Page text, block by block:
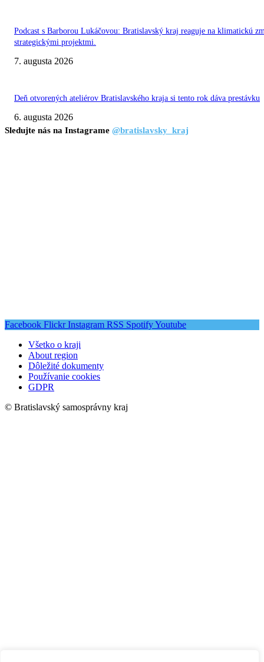
Podcast s Barborou Lukáčovou: Bratislavský kraj reaguje na klimatickú
strategickými projektmi.
7. augusta 2026
Deň otvorených ateliérov Bratislavského kraja si tento rok dáva prestávku
6. augusta 2026
Sledujte nás na Instagrame @bratislavsky_kraj
Facebook Flickr Instagram RSS SpotifyYoutube
Všetko o kraji
About region
Dôležité dokumenty
Používanie cookies
GDPR
© Bratislavský samosprávny kraj